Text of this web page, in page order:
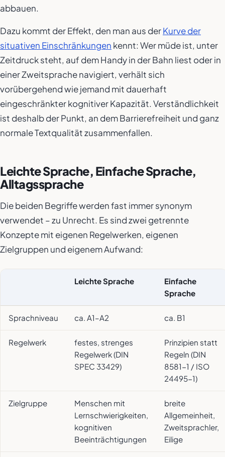
abbauen.
Dazu kommt der Effekt, den man aus derKurve der
situativen Einschränkungen kennt: Wer müde ist, unter
Zeitdruck steht, auf dem Handy in der Bahn liest oder in
einer Zweitsprache navigiert, verhält sich
vorübergehend wie jemand mit dauerhaft
eingeschränkter kognitiver Kapazität. Verständlichkeit
ist deshalb der Punkt, an dem Barrierefreiheit und ganz
normale Textqualität zusammenfallen.
Leichte Sprache, Einfache Sprache,
Alltagssprache
Die beiden Begriffe werden fast immer synonym
verwendet – zu Unrecht. Es sind zwei getrennte
Konzepte mit eigenen Regelwerken, eigenen
Zielgruppen und eigenem Aufwand:
Leichte Sprache
Einfache
Sprache
Sprachniveau ca. A1–A2 ca. B1
Regelwerk
festes, strenges
Regelwerk (DIN
SPEC 33429)
Prinzipien statt
Regeln (DIN
8581-1 / ISO
24495-1)
Zielgruppe
Menschen mit
Lernschwierigkeiten,
kognitiven
Beeinträchtigungen
breite
Allgemeinheit,
Zweitsprachler,
Eilige